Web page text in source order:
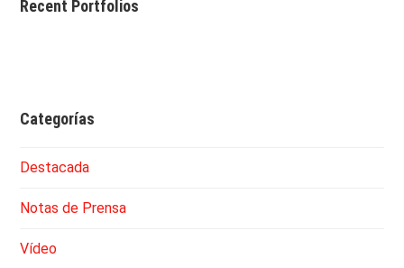
Recent Portfolios
Categorías
Destacada
Notas de Prensa
Vídeo